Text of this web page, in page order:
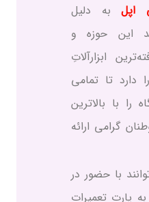
اپلبه دلیل
این حوزه و
ابزارآلاتِ
دارد تا تمامی
را با بالاترین
گرامی ارائه
با حضور در
پارت تعمیرات